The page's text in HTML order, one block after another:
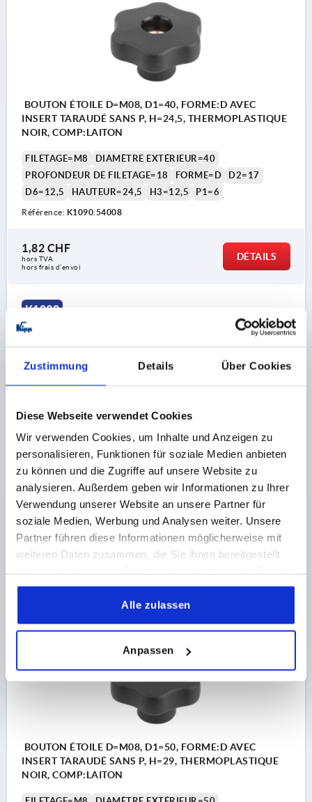
Zustimmung Details Über Cookies
Diese Webseite verwendet Cookies
Wir verwenden Cookies, um Inhalte und Anzeigen zu
personalisieren, Funktionen für soziale Medien anbieten
zu können und die Zugriffe auf unsere Website zu
analysieren. Außerdem geben wir Informationen zu Ihrer
Verwendung unserer Website an unsere Partner für
soziale Medien, Werbung und Analysen weiter. Unsere
Partner führen diese Informationen möglicherweise mit
weiteren Daten zusammen, die Sie ihnen bereitgestellt
gesammelt haben.
Alle zulassen
Anpassen
BOUTON ÉTOILE D=M08, D1=40, FORME:D AVEC
INSERT TARAUDÉ SANS P, H=24,5, THERMOPLASTIQUE
NOIR, COMP:LAITON
FILETAGE=M8
DIAMÈTRE EXTÉRIEUR=40
PROFONDEUR DE FILETAGE=18
FORME=D
D2=17
D6=12,5
HAUTEUR=24,5 H3=12,5 P1=6
Référence: K1090.54008
1,82 CHF
hors TVA
hors frais d’envoi
DÉTAILS
K1090
INSERT TARAUDÉ SANS P, H=24,5, THERMOPLASTIQUE
NOIR, COMP:LAITON
DIAMÈTRE EXTÉRIEUR=40
PROFONDEUR DE FILETAGE=18
HAUTEUR=24,5
Référence: K1090.54010
hors frais d’envoi
K1090
BOUTON ÉTOILE D=M08, D1=50, FORME:D AVEC
INSERT TARAUDÉ SANS P, H=29, THERMOPLASTIQUE
NOIR, COMP:LAITON